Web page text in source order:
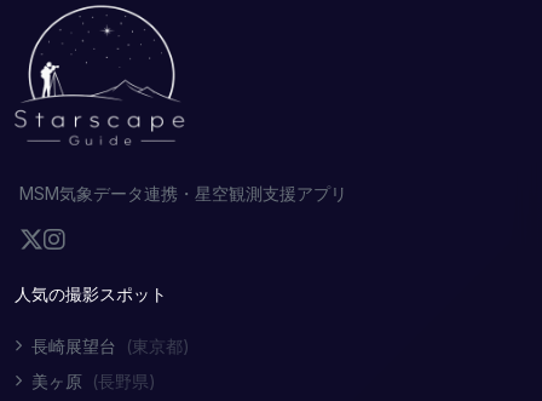
MSM気象データ連携・星空観測支援アプリ
人気の撮影スポット
長崎展望台
(東京都)
美ヶ原 (長野県)